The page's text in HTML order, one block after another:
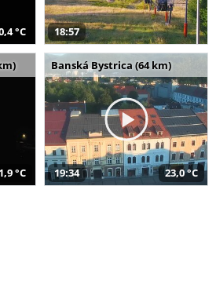
°C 18:57
°C
Banská Bystrica (64 km)
19:34 23,0 °C